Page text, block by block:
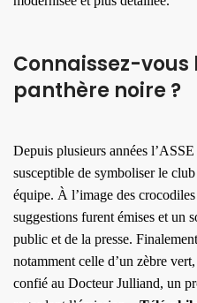
Connaissez-vous
panthère noire ?
Depuis plusieurs années
susceptible de symboliser le
équipe. À l’image des
suggestions furent émises et un
public et de la presse.
notamment celle d’un zèbre
confié au Docteur Julliand, un